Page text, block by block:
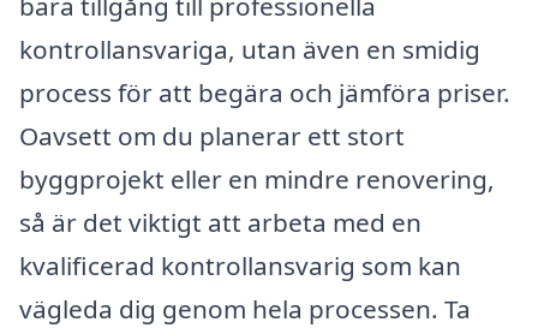
kontrollansvariga, utan även en smidig
process för att begära och jämföra priser.
Oavsett om du planerar ett stort
byggprojekt eller en mindre renovering,
så är det viktigt att arbeta med en
kvalificerad kontrollansvarig som kan
vägleda dig genom hela processen. Ta